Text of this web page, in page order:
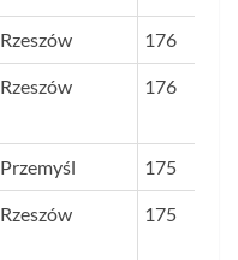
Rzeszów 176
Rzeszów 176
Przemyśl 175
Rzeszów 175